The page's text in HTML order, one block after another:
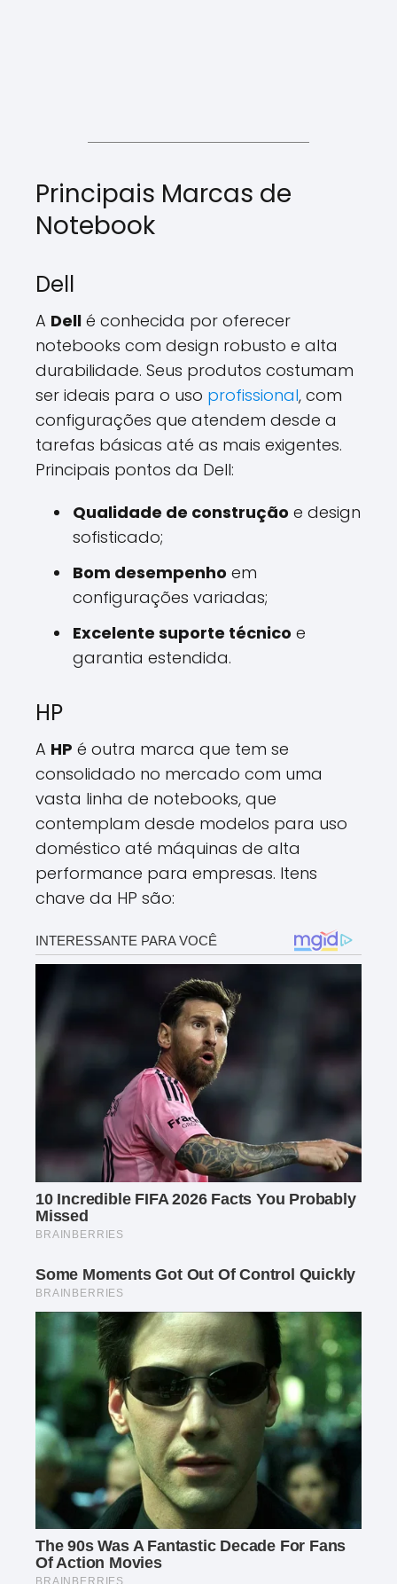
Principais Marcas de
Notebook
Dell
A Dell é conhecida por oferecer
notebooks com design robusto e alta
durabilidade. Seus produtos costumam
ser ideais para o uso profissional, com
configurações que atendem desde a
tarefas básicas até as mais exigentes.
Principais pontos da Dell:
Qualidade de construção e design
sofisticado;
Bom desempenho em
configurações variadas;
Excelente suporte técnico e
garantia estendida.
HP
A HP é outra marca que tem se
consolidado no mercado com uma
vasta linha de notebooks, que
contemplam desde modelos para uso
doméstico até máquinas de alta
performance para empresas. Itens
chave da HP são: